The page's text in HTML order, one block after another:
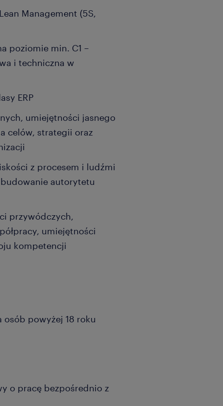
Management (5S,
poziomie min. C1 –
i techniczna w
ERP
umiejętności jasnego
celów, strategii oraz
z procesem i ludźmi
autorytetu
przywódczych,
umiejętności
kompetencji
powyżej 18 roku
o pracę bezpośrednio z